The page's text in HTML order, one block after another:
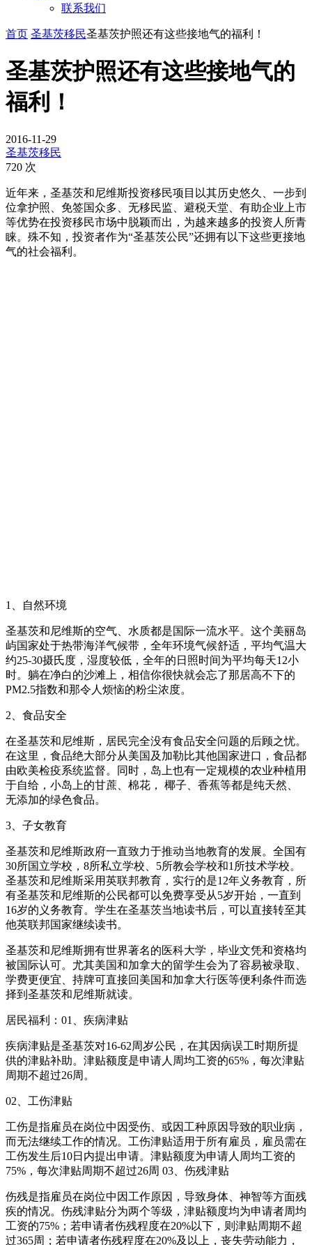
联系我们
首页 圣基茨移民圣基茨护照还有这些接地气的福利！
圣基茨护照还有这些接地气的
福利！
2016-11-29
圣基茨移民
720 次
近年来，圣基茨和尼维斯投资移民项目以其历史悠久、一步到
位拿护照、免签国众多、无移民监、避税天堂、有助企业上市
等优势在投资移民市场中脱颖而出，为越来越多的投资人所青
睐。殊不知，投资者作为“圣基茨公民”还拥有以下这些更接地
气的社会福利。
1、自然环境
圣基茨和尼维斯的空气、水质都是国际一流水平。这个美丽岛
屿国家处于热带海洋气候带，全年环境气候舒适，平均气温大
约25-30摄氏度，湿度较低，全年的日照时间为平均每天12小
时。躺在净白的沙滩上，相信你很快就会忘了那居高不下的
PM2.5指数和那令人烦恼的粉尘浓度。
2、食品安全
在圣基茨和尼维斯，居民完全没有食品安全问题的后顾之忧。
在这里，食品绝大部分从美国及加勒比其他国家进口，食品都
由欧美检疫系统监督。同时，岛上也有一定规模的农业种植用
于自给，小岛上的甘蔗、棉花， 椰子、香蕉等都是纯天然、
无添加的绿色食品。
3、子女教育
圣基茨和尼维斯政府一直致力于推动当地教育的发展。全国有
30所国立学校，8所私立学校、5所教会学校和1所技术学校。
圣基茨和尼维斯采用英联邦教育，实行的是12年义务教育，所
有圣基茨和尼维斯的公民都可以免费享受从5岁开始，一直到
16岁的义务教育。学生在圣基茨当地读书后，可以直接转至其
他英联邦国家继续读书。
圣基茨和尼维斯拥有世界著名的医科大学，毕业文凭和资格均
被国际认可。尤其美国和加拿大的留学生会为了容易被录取、
学费更便宜、持牌可直接回美国和加拿大行医等便利条件而选
择到圣基茨和尼维斯就读。
居民福利：01、疾病津贴
疾病津贴是圣基茨对16-62周岁公民，在其因病误工时期所提
供的津贴补助。津贴额度是申请人周均工资的65%，每次津贴
周期不超过26周。
02、工伤津贴
工伤是指雇员在岗位中因受伤、或因工种原因导致的职业病，
而无法继续工作的情况。工伤津贴适用于所有雇员，雇员需在
工伤发生后10日内提出申请。津贴额度为申请人周均工资的
75%，每次津贴周期不超过26周 03、伤残津贴
伤残是指雇员在岗位中因工作原因，导致身体、神智等方面残
疾的情况。伤残津贴分为两个等级，津贴额度均为申请者周均
工资的75%；若申请者伤残程度在20%以下，则津贴周期不超
过365周；若申请者伤残程度在20%及以上，丧失劳动能力，